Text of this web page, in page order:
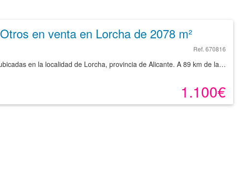
Otros en venta en Lorcha de 2078 m²
Ref. 670816
Parcelas de terreno rústico desde 207 m² ubicadas en la localidad de Lorcha, provincia de Alicante. A 89 km de la capital alicantina, con acceso desde Alicante por carretera, tomando la A-7 para enlazar Muro de Alcoy con la CV-705 y finalizar en la CV-701. Zona rústica situada al noroeste del término municipal, aproximadamente a 3 km. El equipamiento en la zona es escaso, siendo el núcleo más cercano Lorcha. Se trata de 16 parcelas rústicas con unas superficies mínimas de 138 m², siendo los terrenos en general de secano en improductivo, pinar, olivos y frutales de hueso de secano. Este producto se sitúa por debajo de la media de precio en su zona. El precio ha sido calculado para ajustarse a la realidad del mercado. Ha sido visitado por nuestros especialistas para garantizar que la descripción se corresponde con las características reales del inmueble. Podrá conocer las posibilidades reales de este solar y valorar sus posibilidades de inversión. Empiece ahora mismo pidiendo más información. Un responsable cercano a usted le atenderá personalmente.
1.100€